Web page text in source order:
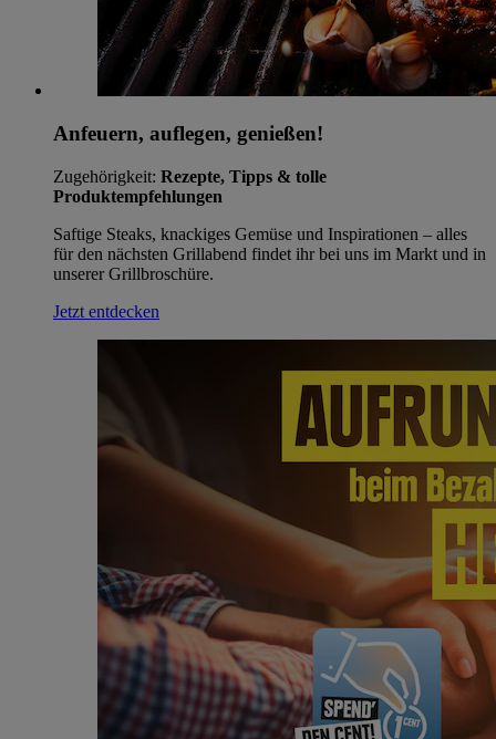
Anfeuern, auflegen, genießen!
Zugehörigkeit: Rezepte, Tipps & tolle
Produktempfehlungen
Saftige Steaks, knackiges Gemüse und Inspirationen – alles
für den nächsten Grillabend findet ihr bei uns im Markt und in
unserer Grillbroschüre.
Jetzt entdecken